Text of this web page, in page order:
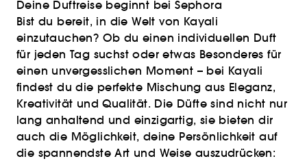
Deine Duftreise beginnt bei Sephora
Bist du bereit, in die Welt von Kayali
einzutauchen? Ob du einen individuellen Duft
für jeden Tag suchst oder etwas Besonderes für
einen unvergesslichen Moment – bei Kayali
findest du die perfekte Mischung aus Eleganz,
Kreativität und Qualität. Die Düfte sind nicht nur
lang anhaltend und einzigartig, sie bieten dir
auch die Möglichkeit, deine Persönlichkeit auf
die spannendste Art und Weise auszudrücken: